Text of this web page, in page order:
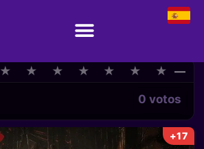
★
★ ★
★ ★
★ ★
★ ★
★ ★
★ ★
★ —
0 votos
+17